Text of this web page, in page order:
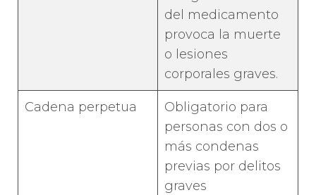
del medicamento
provoca la muerte
o lesiones
corporales graves.
Cadena perpetua
Obligatorio para
personas con dos o
más condenas
previas por delitos
graves